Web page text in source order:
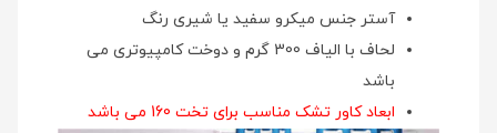
آستر جنس میکرو سفید یا شیری رنگ
لحاف با الیاف 300 گرم و دوخت کامپیوتری می
باشد
ابعاد کاور تشک مناسب برای تخت 160 می باشد